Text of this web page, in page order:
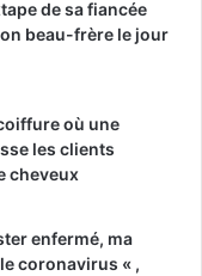
de sa fiancée
beau-frère le jour
où une
les clients
cheveux
enfermé, ma
coronavirus « ,